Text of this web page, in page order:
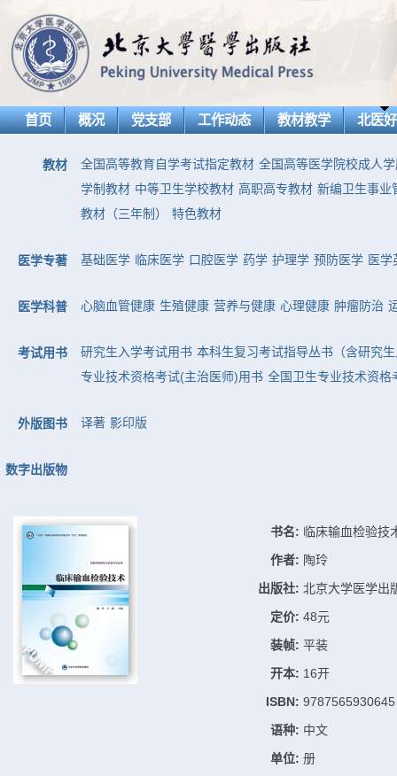
首页 概况 党支部 工作动态 教材教学 北医
教材 全国高等教育自学考试指定教材 全国高等医学院校成人
学制教材 中等卫生学校教材 高职高专教材 新编卫生事业
教材（三年制）
特色教材
医学专著 基础医学 临床医学 口腔医学 药学 护理学 预防医学 医学
医学科普 心脑血管健康 生殖健康 营养与健康 心理健康 肿瘤防治
考试用书 研究生入学考试用书 本科生复习考试指导丛书（含研究
专业技术资格考试(主治医师)用书 全国卫生专业技术资格
外版图书 译著 影印版
数字出版物
书名: 临床输血检验技
作者: 陶玲
出版社: 北京大学医学出
定价: 48元
装帧: 平装
开本: 16开
ISBN: 9787565930645
语种: 中文
单位: 册